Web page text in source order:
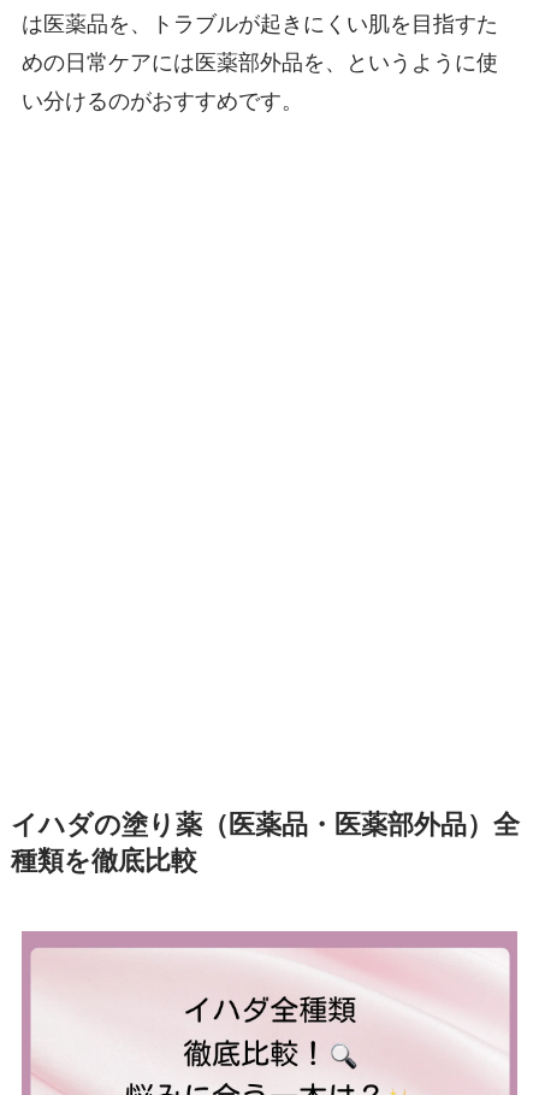
は医薬品を、トラブルが起きにくい肌を目指すた
めの日常ケアには医薬部外品を、というように使
い分けるのがおすすめです。
イハダの塗り薬（医薬品・医薬部外品）全
種類を徹底比較